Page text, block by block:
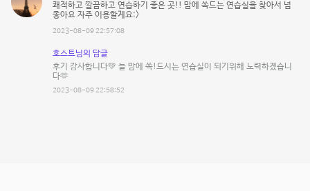
쾌적하고 깔끔하고 연습하기 좋은 곳!! 맘에 쏙드는 연습실을 찾아서 넘
좋아요 자주 이용할게요:>
2023-08-09 22:57:08
호스트님의 답글
후기 감사합니다💚 늘 맘에 쏙!드시는 연습실이 되기위해 노력하겠습니
다🫶
2023-08-09 22:58:52